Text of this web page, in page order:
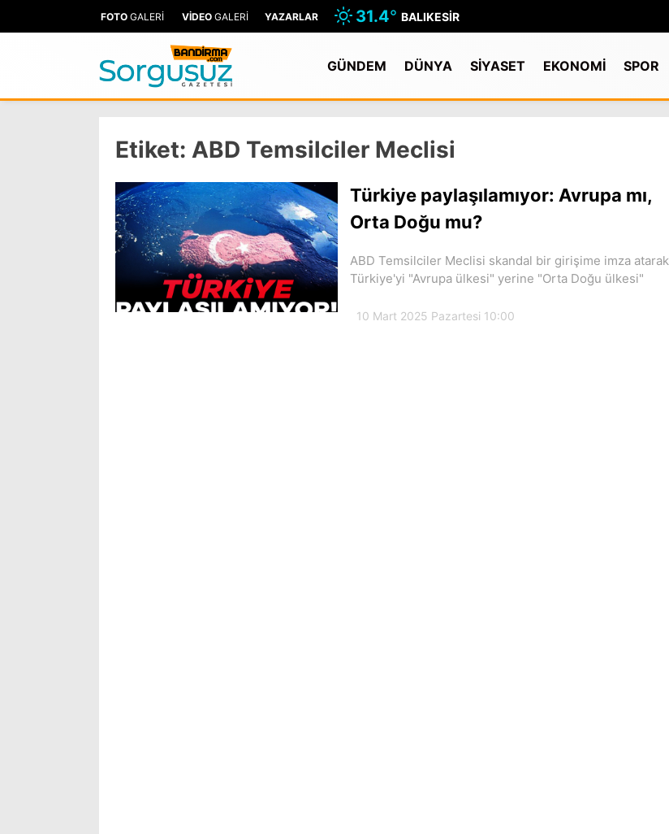
FOTO GALERİ VİDEO GALERİ YAZARLAR 31.4° BALIKESIR
GÜNDEM DÜNYA SİYASET EKONOMİ SPOR
Etiket: ABD Temsilciler Meclisi
Türkiye paylaşılamıyor: Avrupa mı,
Orta Doğu mu?
ABD Temsilciler Meclisi skandal bir girişime imza atarak
Türkiye'yi "Avrupa ülkesi" yerine "Orta Doğu ülkesi"
10 Mart 2025 Pazartesi 10:00